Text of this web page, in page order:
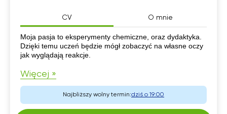
CV O mnie
CV
Moja pasja to eksperymenty chemiczne, oraz dydaktyka.
Dzięki temu uczeń będzie mógł zobaczyć na własne oczy
jak wyglądają reakcje.
Więcej »
Najbliższy wolny termin:dziś o 19:00